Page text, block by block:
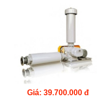
Giá: 39.700.000 đ